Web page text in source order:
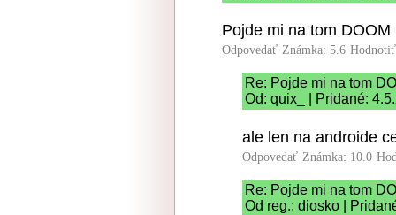
Pojde mi na tom
Odpovedať Známka: 5.6
Re: Pojde mi na tom
Od: quix_ | Pridané:
ale len na androide
Odpovedať Známka: 10.0
Re: Pojde mi na tom
Od reg.: diosko |